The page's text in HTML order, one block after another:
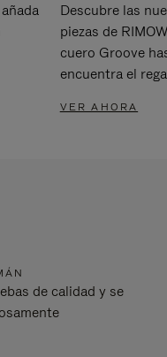
Descubre las
piezas de
cuero Groove
encuentra el
VER AHORA
de calidad y se